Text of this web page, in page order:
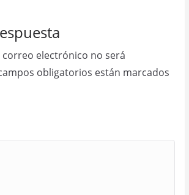
electrónico no será
obligatorios están marcados